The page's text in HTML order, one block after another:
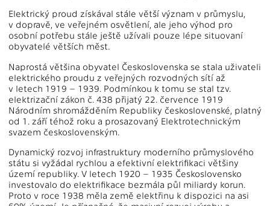
Elektrický proud získával stále větší význam v průmyslu,
v dopravě, ve veřejném osvětlení, ale jeho výhod pro
osobní potřebu stále ještě užívali pouze lépe situovaní
obyvatelé větších měst.
Naprostá většina obyvatel Československa se stala uživateli
elektrického proudu z veřejných rozvodných sítí až
v letech 1919 – 1939. Podmínkou k tomu se stal tzv.
elektrizační zákon č. 438 přijatý 22. července 1919
Národním shromážděním Republiky československé, platný
od 1. září téhož roku a prosazovaný Elektrotechnickým
svazem československým.
Dynamický rozvoj infrastruktury moderního průmyslového
státu si vyžádal rychlou a efe­ktivní elektrifikaci většiny
území republiky. V letech 1920 – 1935 Československo
investovalo do elektrifikace bezmála půl miliardy korun.
Proto v roce 1938 měla země elektřinu k dispozici na asi